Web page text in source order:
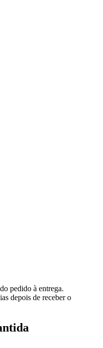
pedido à entrega.
depois de receber o